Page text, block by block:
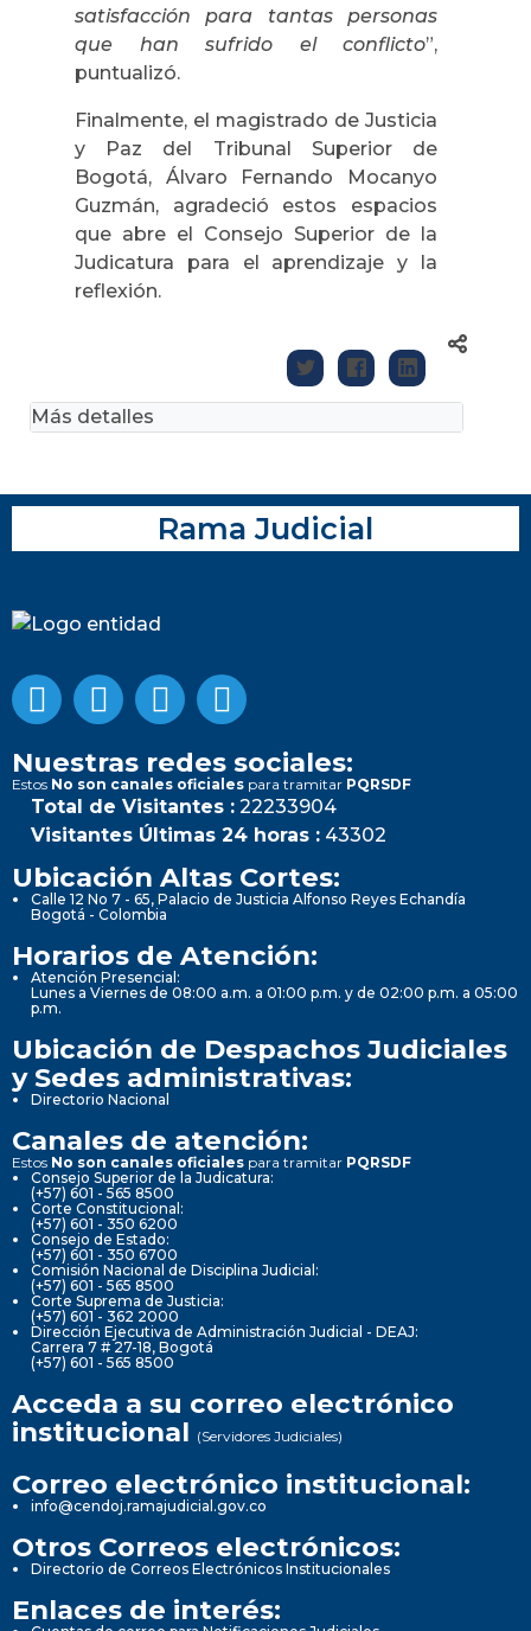
satisfacción para tantas personas
que han sufrido el conflicto”,
puntualizó.
Finalmente, el magistrado de Justicia
y Paz del Tribunal Superior de
Bogotá, Álvaro Fernando Mocanyo
Guzmán, agradeció estos espacios
que abre el Consejo Superior de la
Judicatura para el aprendizaje y la
reflexión.
Más detalles
Rama Judicial
Nuestras redes sociales:
Estos No son canales oficiales para tramitar PQRSDF
Total de Visitantes : 22233904
Visitantes Últimas 24 horas : 43302
Ubicación Altas Cortes:
Calle 12 No 7 - 65, Palacio de Justicia Alfonso Reyes Echandía
Bogotá - Colombia
Horarios de Atención:
Atención Presencial:
Lunes a Viernes de 08:00 a.m. a 01:00 p.m. y de 02:00 p.m. a 05:00
p.m.
Ubicación de Despachos Judiciales
y Sedes administrativas:
Directorio Nacional
Canales de atención:
Estos No son canales oficiales para tramitar PQRSDF
Consejo Superior de la Judicatura:
(+57) 601 - 565 8500
Corte Constitucional:
(+57) 601 - 350 6200
Consejo de Estado:
(+57) 601 - 350 6700
Comisión Nacional de Disciplina Judicial:
(+57) 601 - 565 8500
Corte Suprema de Justicia:
(+57) 601 - 362 2000
Dirección Ejecutiva de Administración Judicial - DEAJ:
Carrera 7 # 27-18, Bogotá
(+57) 601 - 565 8500
Acceda a su correo electrónico
institucional (Servidores Judiciales)
Correo electrónico institucional:
info@cendoj.ramajudicial.gov.co
Otros Correos electrónicos:
Directorio de Correos Electrónicos Institucionales
Enlaces de interés: